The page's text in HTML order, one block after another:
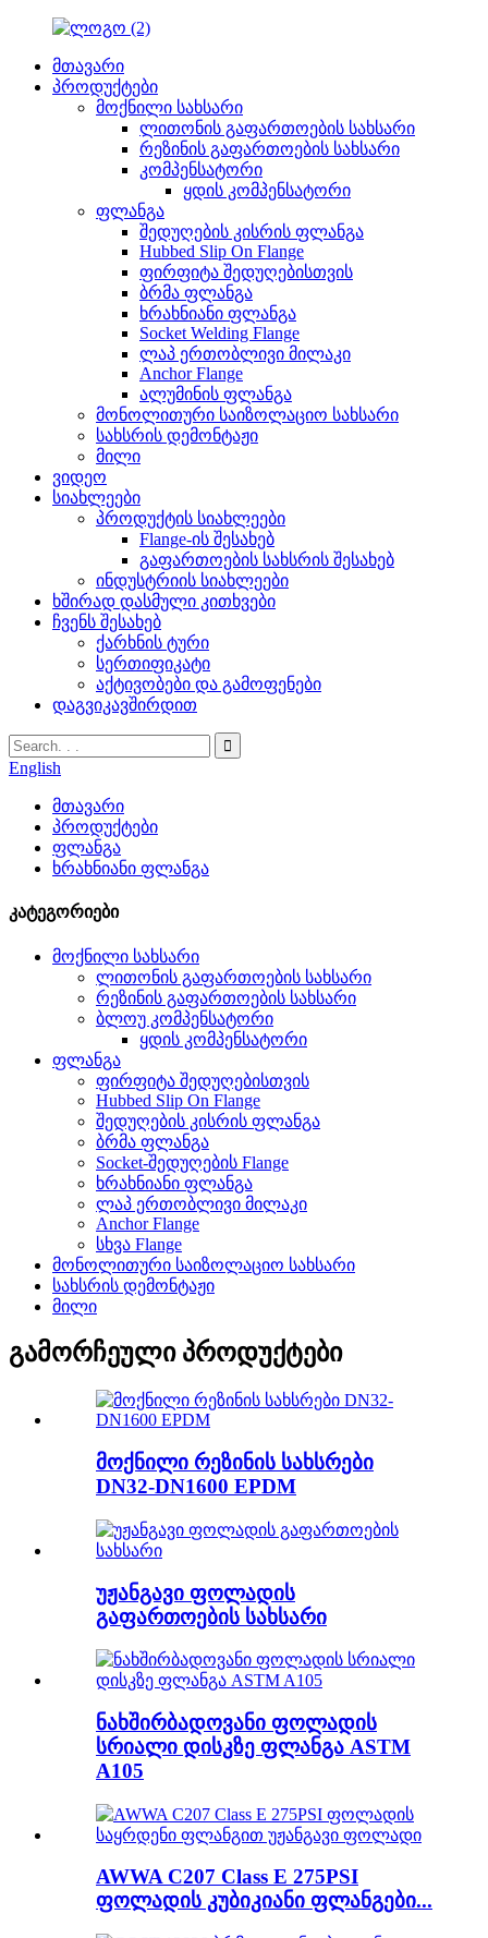
მთავარი
პროდუქტები
მოქნილი სახსარი
ლითონის გაფართოების სახსარი
რეზინის გაფართოების სახსარი
კომპენსატორი
ყდის კომპენსატორი
ფლანგა
შედუღების კისრის ფლანგა
Hubbed Slip On Flange
ფირფიტა შედუღებისთვის
ბრმა ფლანგა
ხრახნიანი ფლანგა
Socket Welding Flange
ლაპ ერთობლივი მილაკი
Anchor Flange
ალუმინის ფლანგა
მონოლითური საიზოლაციო სახსარი
სახსრის დემონტაჟი
მილი
ვიდეო
სიახლეები
პროდუქტის სიახლეები
Flange-ის შესახებ
გაფართოების სახსრის შესახებ
ინდუსტრიის სიახლეები
ხშირად დასმული კითხვები
ჩვენს შესახებ
ქარხნის ტური
სერთიფიკატი
აქტივობები და გამოფენები
დაგვიკავშირდით
English
მთავარი
პროდუქტები
ფლანგა
ხრახნიანი ფლანგა
კატეგორიები
მოქნილი სახსარი
ლითონის გაფართოების სახსარი
რეზინის გაფართოების სახსარი
ბლოუ კომპენსატორი
ყდის კომპენსატორი
ფლანგა
ფირფიტა შედუღებისთვის
Hubbed Slip On Flange
შედუღების კისრის ფლანგა
ბრმა ფლანგა
Socket-შედუღების Flange
ხრახნიანი ფლანგა
ლაპ ერთობლივი მილაკი
Anchor Flange
სხვა Flange
მონოლითური საიზოლაციო სახსარი
სახსრის დემონტაჟი
მილი
გამორჩეული პროდუქტები
მოქნილი რეზინის სახსრები
DN32-DN1600 EPDM
უჟანგავი ფოლადის
გაფართოების სახსარი
ნახშირბადოვანი ფოლადის
სრიალი დისკზე ფლანგა ASTM
A105
AWWA C207 Class E 275PSI
ფოლადის კუბიკიანი ფლანგები...